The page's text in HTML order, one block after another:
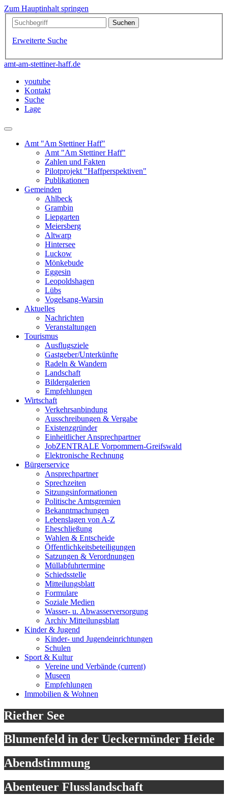
Zum Hauptinhalt springen
Erweiterte Suche
amt-am-stettiner-haff.de
youtube
Kontakt
Suche
Lage
Amt "Am Stettiner Haff"
Amt "Am Stettiner Haff"
Zahlen und Fakten
Pilotprojekt "Haffperspektiven"
Publikationen
Gemeinden
Ahlbeck
Grambin
Liepgarten
Meiersberg
Altwarp
Hintersee
Luckow
Mönkebude
Eggesin
Leopoldshagen
Lübs
Vogelsang-Warsin
Aktuelles
Nachrichten
Veranstaltungen
Tourismus
Ausflugsziele
Gastgeber/Unterkünfte
Radeln & Wandern
Landschaft
Bildergalerien
Empfehlungen
Wirtschaft
Verkehrsanbindung
Ausschreibungen & Vergabe
Existenzgründer
Einheitlicher Ansprechpartner
JobZENTRALE Vorpommern-Greifswald
Elektronische Rechnung
Bürgerservice
Ansprechpartner
Sprechzeiten
Sitzungsinformationen
Politische Amtsgremien
Bekanntmachungen
Lebenslagen von A-Z
Eheschließung
Wahlen & Entscheide
Öffentlichkeitsbeteiligungen
Satzungen & Verordnungen
Müllabfuhrtermine
Schiedsstelle
Mitteilungsblatt
Formulare
Soziale Medien
Wasser- u. Abwasserversorgung
Archiv Mitteilungsblatt
Kinder & Jugend
Kinder- und Jugendeinrichtungen
Schulen
Sport & Kultur
Vereine und Verbände (current)
Museen
Empfehlungen
Immobilien & Wohnen
Riether See
Blumenfeld in der Ueckermünder Heide
Abendstimmung
Abenteuer Flusslandschaft